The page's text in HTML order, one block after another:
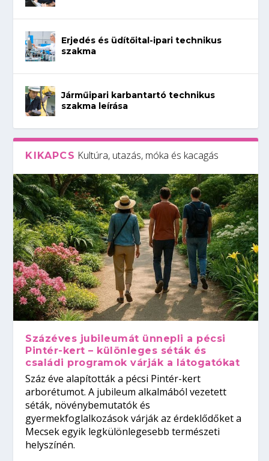
Erjedés és üdítőital-ipari technikus
szakma
Járműipari karbantartó technikus
szakma leírása
KIKAPCS Kultúra, utazás, móka és kacagás
Százéves jubileumát ünnepli a pécsi
Pintér-kert – különleges séták és
családi programok várják a látogatókat
Száz éve alapították a pécsi Pintér-kert
arborétumot. A jubileum alkalmából vezetett
séták, növénybemutatók és
gyermekfoglalkozások várják az érdeklődőket a
Mecsek egyik legkülönlegesebb természeti
helyszínén.